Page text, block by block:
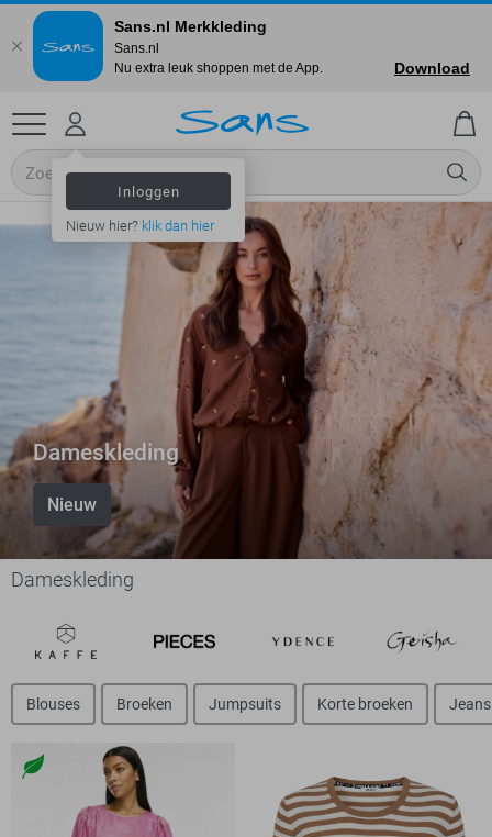
Inloggen
Nieuw hier? klik dan hier
Dameskleding
Nieuw
Dameskleding
Blouses Broeken Jumpsuits Korte broeken Jeans
Sans.nl Merkkleding
Sans.nl
Nu extra leuk shoppen met de App.
Download